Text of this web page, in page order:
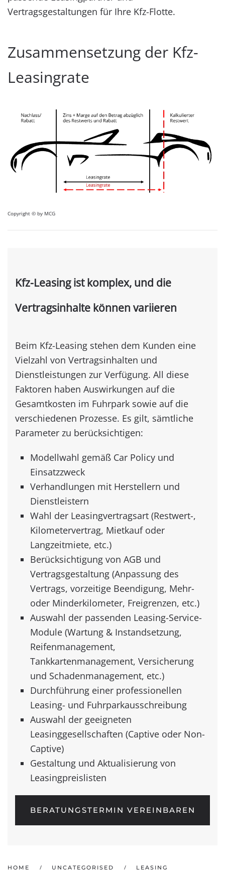
Zusammensetzung der Kfz-
Leasingrate
Vertragsinhalte können variieren
Beim Kfz-Leasing stehen dem Kunden eine
Dienstleistungen zur Verfügung. All diese
Faktoren haben Auswirkungen auf die
Gesamtkosten im Fuhrpark sowie auf die
verschiedenen Prozesse. Es gilt, sämtliche
Parameter zu berücksichtigen:
Modellwahl gemäß Car Policy und
Verhandlungen mit Herstellern und
Dienstleistern
Wahl der Leasingvertragsart (Restwert-,
Kilometervertrag, Mietkauf oder
Langzeitmiete, etc.)
Berücksichtigung von AGB und
Vertragsgestaltung (Anpassung des
Vertrags, vorzeitige Beendigung, Mehr-
oder Minderkilometer, Freigrenzen, etc.)
Auswahl der passenden Leasing-Service-
Module (Wartung & Instandsetzung,
Reifenmanagement,
Tankkartenmanagement, Versicherung
und Schadenmanagement, etc.)
Durchführung einer professionellen
Leasing- und Fuhrparkausschreibung
Auswahl der geeigneten
Leasinggesellschaften (Captive oder Non-
Captive)
Gestaltung und Aktualisierung von
Leasingpreislisten
BERATUNGSTERMIN VEREINBAREN